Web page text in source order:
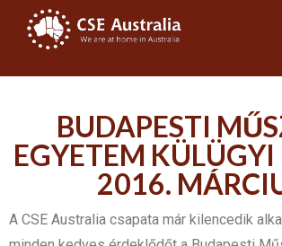
BUDAPESTI
EGYETEM KÜLÜGYI
2016.
A CSE Australia csapata már kilencedik